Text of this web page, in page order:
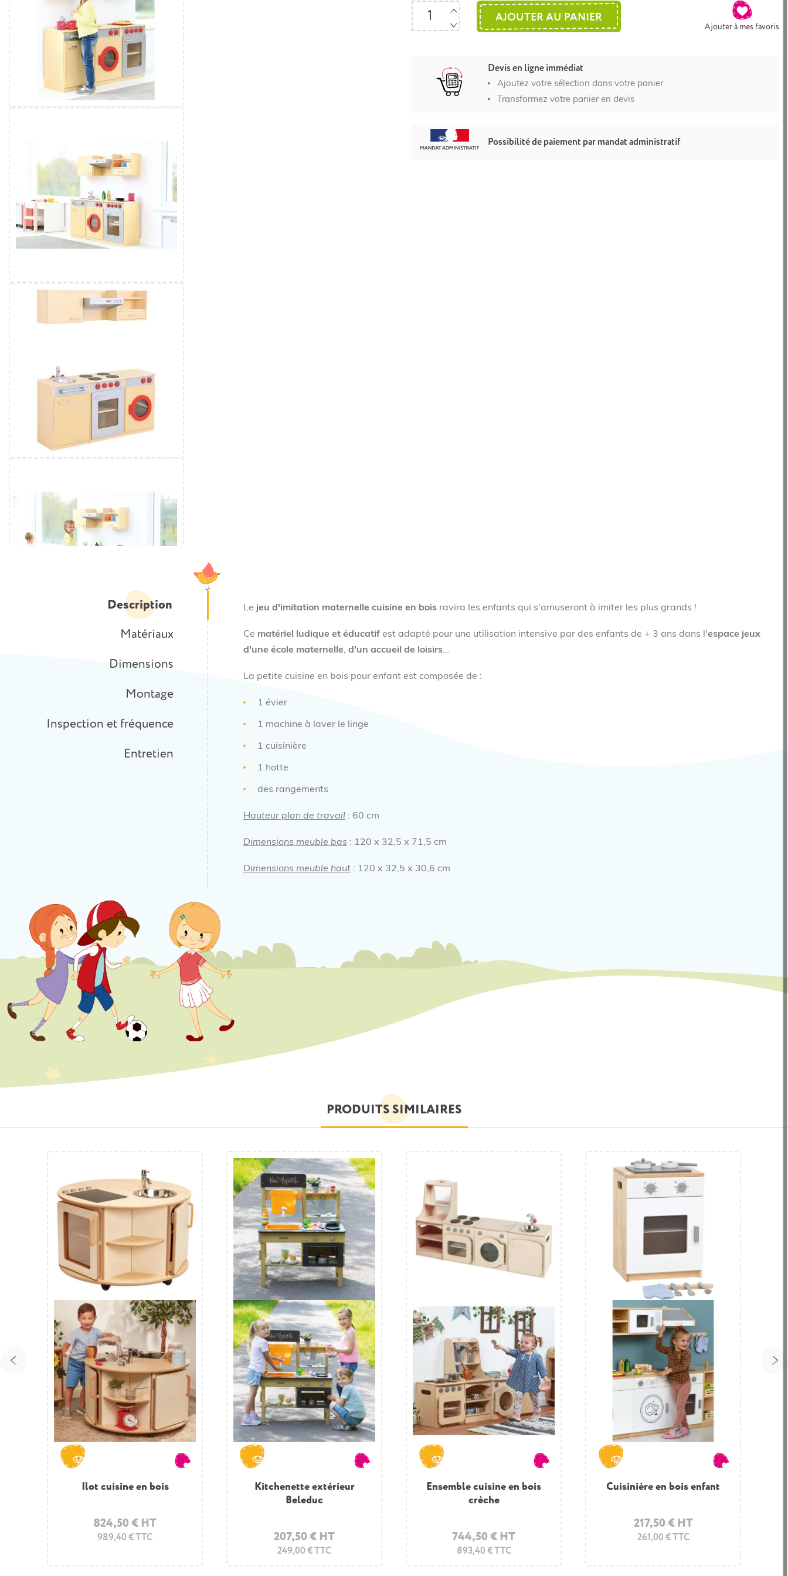
AJOUTER AU PANIER
Ajouter à mes favoris
Devis en ligne immédiat
Ajoutez votre sélection dans votre panier
Transformez votre panier en devis
Possibilité de paiement par mandat administratif
Description
Matériaux
Dimensions
Montage
Inspection et fréquence
Entretien
Le jeu d'imitation maternelle cuisine en bois ravira les enfants qui s'amuseront à imiter les plus grands !
Ce matériel ludique et éducatif est adapté pour une utilisation intensive par des enfants de + 3 ans dans l'espace jeux
d'une école maternelle, d'un accueil de loisirs…
La petite cuisine en bois pour enfant est composée de :
1 évier
1 machine à laver le linge
1 cuisinière
1 hotte
des rangements
Hauteur plan de travail : 60 cm
Dimensions meuble bas : 120 x 32,5 x 71,5 cm
Dimensions meuble haut : 120 x 32,5 x 30,6 cm
PRODUITS SIMILAIRES
Ilot cuisine en bois
824,50 € HT
989,40 € TTC
Kitchenette extérieur
Beleduc
207,50 € HT
249,00 € TTC
Ensemble cuisine en bois
crèche
744,50 € HT
893,40 € TTC
Cuisinière en bois enfant
217,50 € HT
261,00 € TTC